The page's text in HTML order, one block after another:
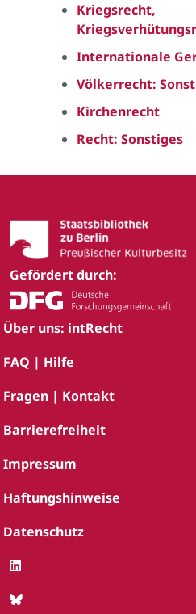
Kriegsrecht,
Internationale
Völkerrecht:
Kirchenrecht
Recht: Sonstiges
Gefördert durch:
Über uns: intRecht
FAQ | Hilfe
Fragen | Kontakt
Barrierefreiheit
Impressum
Haftungshinweise
Datenschutz